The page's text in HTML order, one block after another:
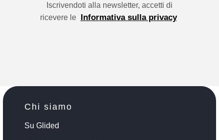
Iscrivendoti alla newsletter, accetti di
ricevere le Informativa sulla privacy
Chi siamo
Su Glided